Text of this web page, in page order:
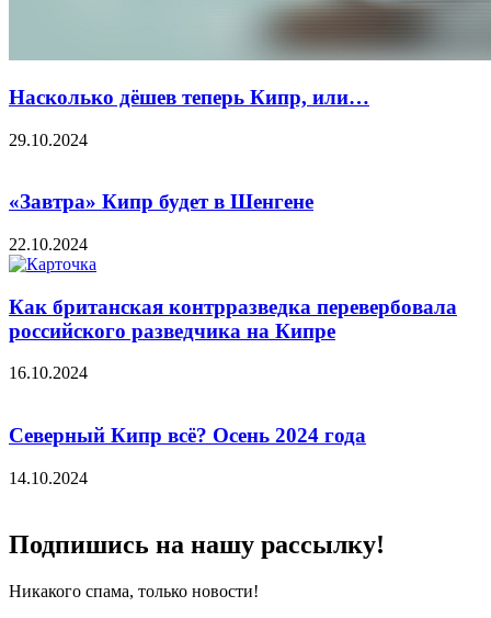
Насколько дёшев теперь Кипр, или…
29.10.2024
«Завтра» Кипр будет в Шенгене
22.10.2024
Как британская контрразведка перевербовала
российского разведчика на Кипре
16.10.2024
Северный Кипр всё? Осень 2024 года
14.10.2024
Подпишись на нашу рассылку!
Никакого спама, только новости!